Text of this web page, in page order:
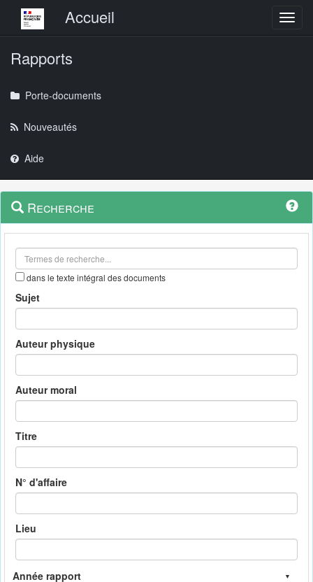
Menu principalAccueil
Rapports
Porte-documents
Nouveautés
Aide
Navigation
outils
Menu
contextuel
Recherche
dans le texte intégral des documents
Sujet
Auteur physique
Auteur moral
Titre
N° d'affaire
Lieu